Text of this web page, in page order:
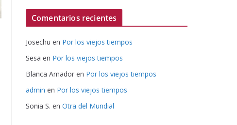
Comentarios recientes
Josechu en Por los viejos tiempos
Sesa en Por los viejos tiempos
Blanca Amador en Por los viejos tiempos
admin en Por los viejos tiempos
Sonia S. en Otra del Mundial